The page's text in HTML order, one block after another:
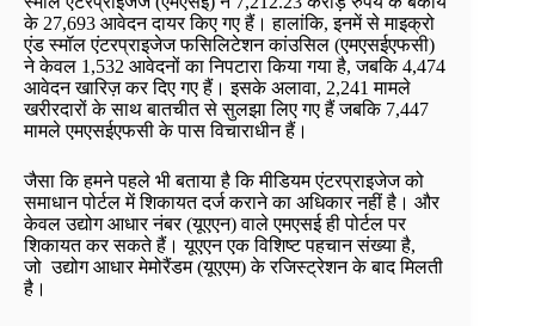
के 27,693 आवेदन दायर किए गए हैं। हालांकि, इनमें से माइक्रो
एंड स्मॉल एंटरप्राइजेज फसिलिटेशन कांउसिल (एमएसईएफसी)
ने केवल 1,532 आवेदनों का निपटारा किया गया है, जबकि 4,474
आवेदन खारिज़ कर दिए गए हैं। इसके अलावा, 2,241 मामले
खरीरदारों के साथ बातचीत से सुलझा लिए गए हैं जबकि 7,447
मामले एमएसईएफसी के पास विचाराधीन हैं।
जैसा कि हमने पहले भी बताया है कि मीडियम एंटरप्राइजेज को
समाधान पोर्टल में शिकायत दर्ज कराने का अधिकार नहीं है। और
केवल उद्योग आधार नंबर (यूएएन) वाले एमएसई ही पोर्टल पर
शिकायत कर सकते हैं। यूएएन एक विशिष्ट पहचान संख्या है,
जो उद्योग आधार मेमोरैंडम (यूएएम) के रजिस्ट्रेशन के बाद मिलती
है।